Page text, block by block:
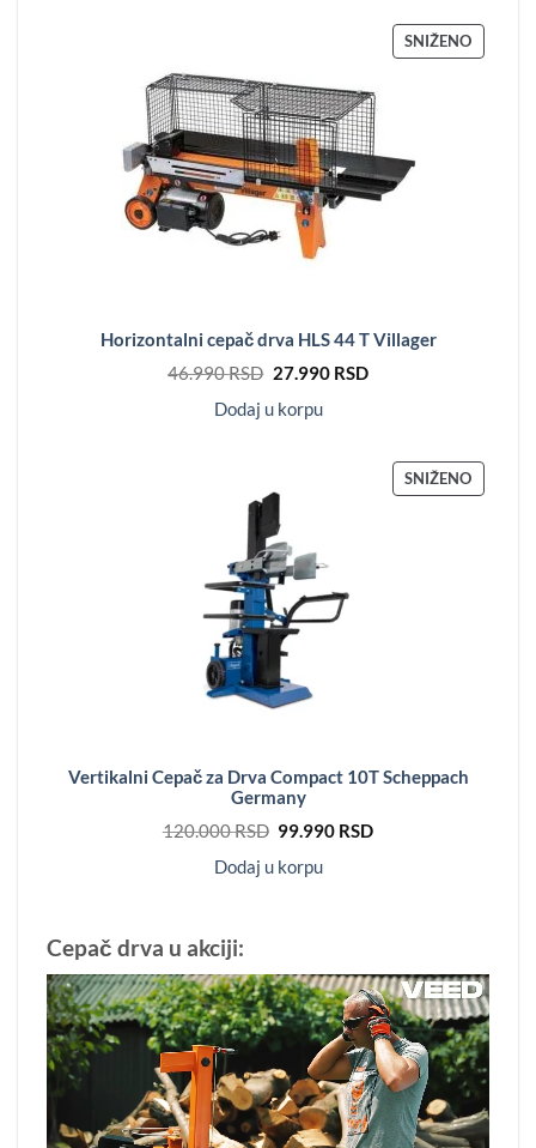
Horizontalni cepač drva HLS 44 T Villager
SNIŽENO
NA
46.990RSD Originalna
je
bila:
27.990 RSDTrenutna
Dodaj u korpu
Vertikalni Cepač za Drva Compact 10T Scheppach
Germany
SNIŽENO
NA
120.000RSD Originalna
je
bila:
99.990 RSDTrenutna
Dodaj u korpu
Cepač drva u akciji: